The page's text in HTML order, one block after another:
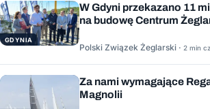
GDYNIA
W Gdyni przekazano 11
na budowę Centrum
Polski Związek Żeglarski · 2 min
Za nami wymagające
Magnolii